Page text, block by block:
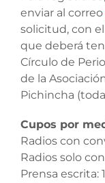
enviar al correo
solicitud, con
que deberá
Círculo de
de la
Pichincha
Cupos por
Radios con
Radios solo
Prensa escrita: